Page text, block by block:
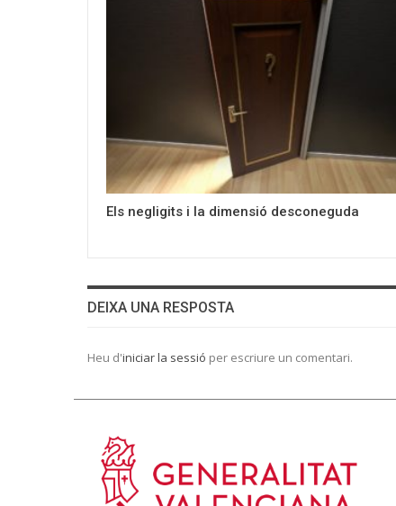
Els negligits i la dimensió desconeguda
DEIXA UNA RESPOSTA
Heu d'iniciar la sessió per escriure un comentari.